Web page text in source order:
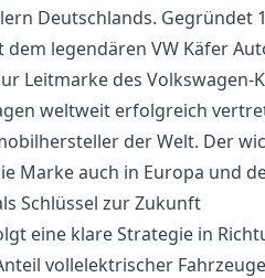
Deutschlands. Gegründet
legendären VW Käfer
Leitmarke des Volkswagen-
weltweit erfolgreich
der Welt. Der
Marke auch in Europa und
Schlüssel zur Zukunft
eine klare Strategie in
vollelektrischer